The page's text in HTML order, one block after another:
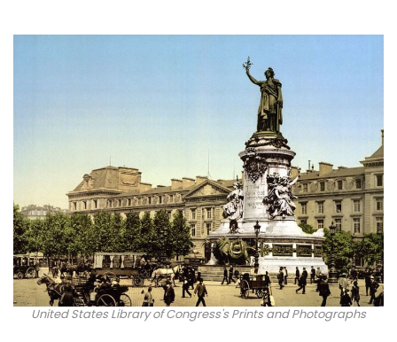
United States Library of Congress's Prints and Photographs